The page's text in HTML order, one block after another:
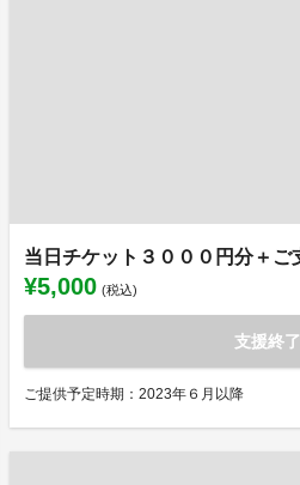
当日チケット３０００円分＋ご
¥5,000 (税込)
支援終了
ご提供予定時期：2023年６月以降